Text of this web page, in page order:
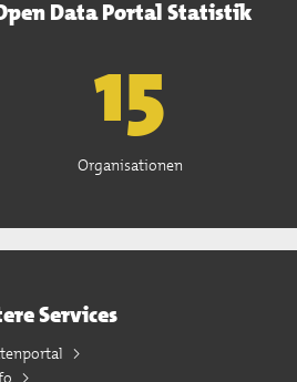
Data Portal Statistik
15
Organisationen
Services